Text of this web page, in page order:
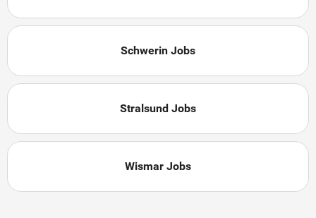
Schwerin Jobs
Stralsund Jobs
Wismar Jobs